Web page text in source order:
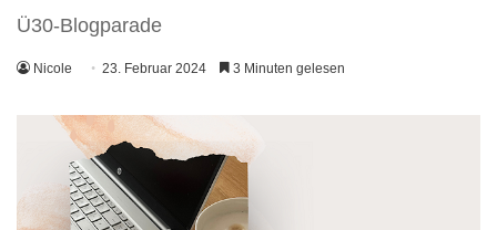
Ü30-Blogparade
Nicole 23. Februar 2024 3 Minuten gelesen